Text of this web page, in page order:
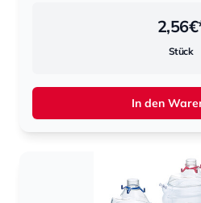
2,56
Stück
In den